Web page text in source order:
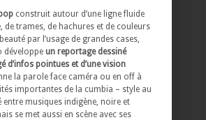
construit autour d’une ligne fluide
de trames, de hachures et de couleurs
par l’usage de grandes cases,
développe un reportage dessiné
d’infos pointues et d’une vision
la parole face caméra ou en off à
importantes de la cumbia – style au
entre musiques indigène, noire et
se met aussi en scène avec ses